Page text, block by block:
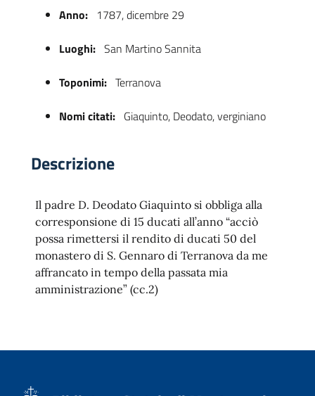
Anno: 1787, dicembre 29
Luoghi: San Martino Sannita
Toponimi: Terranova
Nomi citati: Giaquinto, Deodato, verginiano
Descrizione
Il padre D. Deodato Giaquinto si obbliga alla
corresponsione di 15 ducati all’anno “acciò
possa rimettersi il rendito di ducati 50 del
monastero di S. Gennaro di Terranova da me
affrancato in tempo della passata mia
amministrazione” (cc.2)